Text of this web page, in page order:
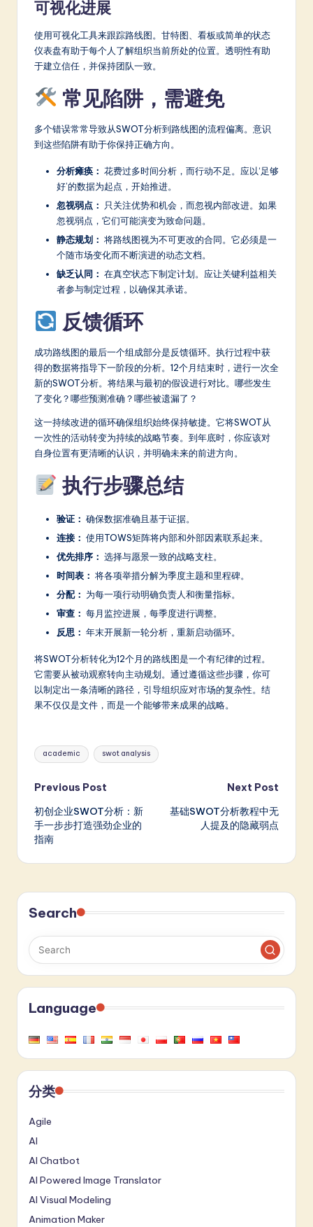
可视化进展
使用可视化工具来跟踪路线图。甘特图、看板或简单的状态
仪表盘有助于每个人了解组织当前所处的位置。透明性有助
于建立信任，并保持团队一致。
常见陷阱，需避免
多个错误常常导致从SWOT分析到路线图的流程偏离。意识
到这些陷阱有助于你保持正确方向。
分析瘫痪： 花费过多时间分析，而行动不足。应以‘足够
好’的数据为起点，开始推进。
忽视弱点：
只关注优势和机会，而忽视内部改进。如果
忽视弱点，它们可能演变为致命问题。
静态规划： 将路线图视为不可更改的合同。它必须是一
个随市场变化而不断演进的动态文档。
缺乏认同： 在真空状态下制定计划。应让关键利益相关
者参与制定过程，以确保其承诺。
反馈循环
成功路线图的最后一个组成部分是反馈循环。执行过程中获
得的数据将指导下一阶段的分析。12个月结束时，进行一次全
新的SWOT分析。将结果与最初的假设进行对比。哪些发生
了变化？哪些预测准确？哪些被遗漏了？
这一持续改进的循环确保组织始终保持敏捷。它将SWOT从
一次性的活动转变为持续的战略节奏。到年底时，你应该对
自身位置有更清晰的认识，并明确未来的前进方向。
执行步骤总结
验证： 确保数据准确且基于证据。
连接： 使用TOWS矩阵将内部和外部因素联系起来。
优先排序： 选择与愿景一致的战略支柱。
时间表： 将各项举措分解为季度主题和里程碑。
分配： 为每一项行动明确负责人和衡量指标。
审查： 每月监控进展，每季度进行调整。
反思： 年末开展新一轮分析，重新启动循环。
将SWOT分析转化为12个月的路线图是一个有纪律的过程。
它需要从被动观察转向主动规划。通过遵循这些步骤，你可
以制定出一条清晰的路径，引导组织应对市场的复杂性。结
果不仅仅是文件，而是一个能够带来成果的战略。
Tags:
academic swot analysis
Post
navigation
Previous Post
初创企业SWOT分析：新
手一步步打造强劲企业的
指南
Next Post
基础SWOT分析教程中无
人提及的隐藏弱点
Search
Language
分类
Agile
AI
AI Chatbot
AI Powered Image Translator
AI Visual Modeling
Animation Maker